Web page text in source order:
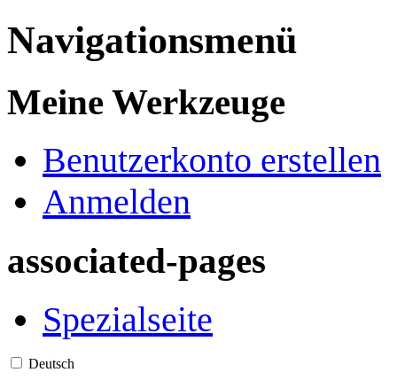
Navigationsmenü
Meine Werkzeuge
Benutzerkonto erstellen
Anmelden
associated-pages
Spezialseite
Deutsch